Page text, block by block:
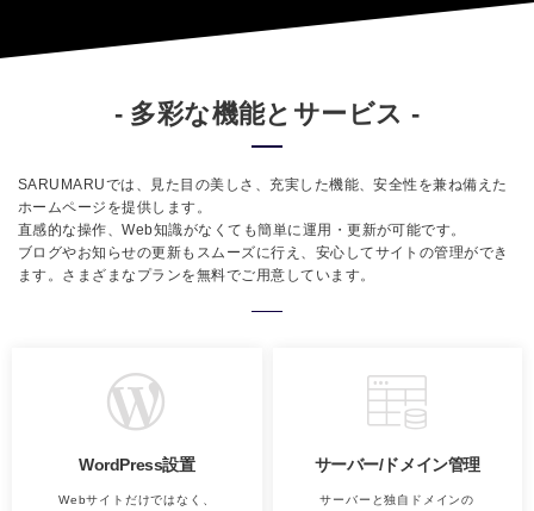
- 多彩な機能とサービス -
SARUMARUでは、見た目の美しさ、充実した機能、安全性を兼ね備えた
ホームページを提供します。
直感的な操作、Web知識がなくても簡単に運用・更新が可能です。
ブログやお知らせの更新もスムーズに行え、安心してサイトの管理ができ
ます。 さまざまなプランを無料でご用意 しています。
WordPress設置
Webサイトだけではなく、
サーバー/ドメイン管理
サーバーと独自ドメインの